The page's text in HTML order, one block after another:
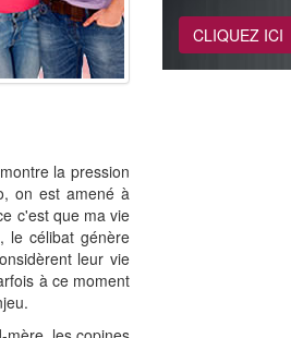
la pression
on est amené à
c'est que ma vie
le célibat génère
leur vie
à ce moment
CLIQUEZ ICI